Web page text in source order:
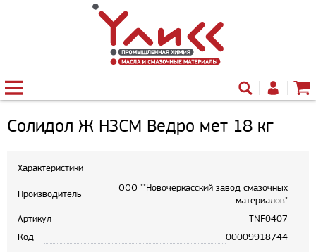
Солидол Ж НЗСМ Ведро мет 18 кг
Характеристики
Производитель
ООО ""Новочеркасский завод смазочных
материалов"
Артикул
TNF0407
Код
00009918744